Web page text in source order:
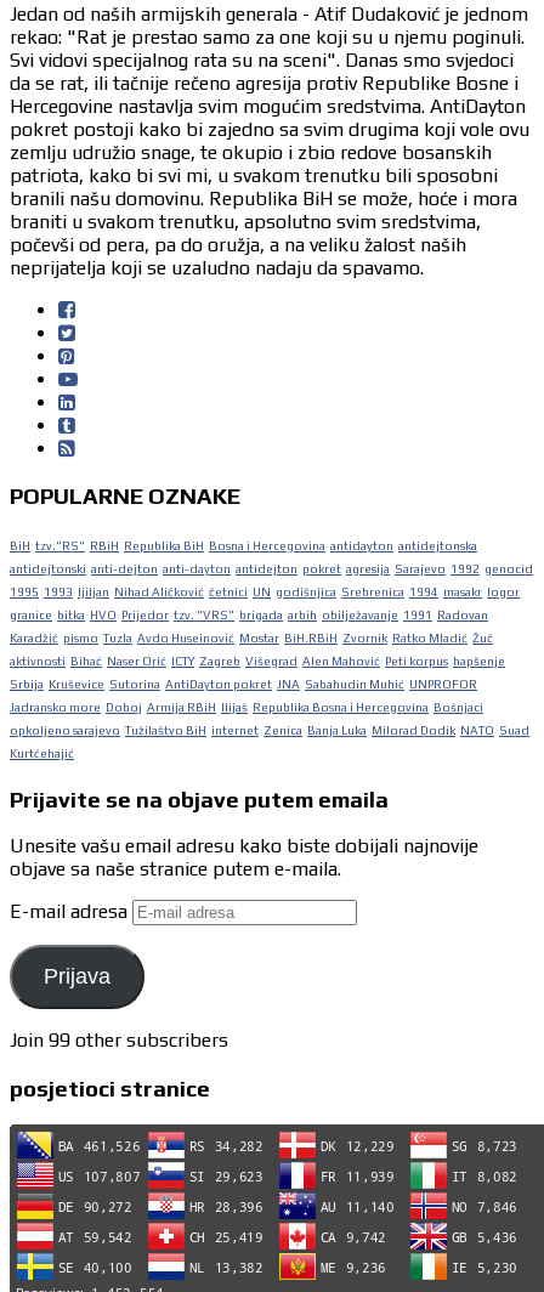
Jedan od naših armijskih generala - Atif Dudaković je jednom
rekao: "Rat je prestao samo za one koji su u njemu poginuli.
Svi vidovi specijalnog rata su na sceni". Danas smo svjedoci
da se rat, ili tačnije rečeno agresija protiv Republike Bosne i
Hercegovine nastavlja svim mogućim sredstvima. AntiDayton
pokret postoji kako bi zajedno sa svim drugima koji vole ovu
zemlju udružio snage, te okupio i zbio redove bosanskih
patriota, kako bi svi mi, u svakom trenutku bili sposobni
branili našu domovinu. Republika BiH se može, hoće i mora
braniti u svakom trenutku, apsolutno svim sredstvima,
počevši od pera, pa do oružja, a na veliku žalost naših
neprijatelja koji se uzaludno nadaju da spavamo.
POPULARNE OZNAKE
BiH tzv."RS" RBiH Republika BiH Bosna i Hercegovina antidayton antidejtonska
antidejtonski anti-dejton anti-dayton antidejton pokret agresija Sarajevo 1992 genocid
1995 1993 ljiljan Nihad Aličković četnici UN godišnjica Srebrenica 1994 masakr logor
granice bitka HVO Prijedor tzv. "VRS" brigada arbih obilježavanje 1991
Radovan
Karadžić pismo Tuzla Avdo Huseinović Mostar BiH.RBiH Zvornik Ratko Mladić Žuč
aktivnosti Bihać Naser Orić ICTY Zagreb Višegrad Alen Mahović Peti korpus hapšenje
Srbija Kruševice Sutorina AntiDayton pokret JNA Sabahudin Muhić UNPROFOR
Jadransko more Doboj Armija RBiH Ilijaš Republika Bosna i Hercegovina Bošnjaci
opkoljeno sarajevo Tužilaštvo BiH internet Zenica Banja Luka Milorad Dodik NATO Suad
Kurtćehajić
Prijavite se na objave putem emaila
Unesite vašu email adresu kako biste dobijali najnovije
objave sa naše stranice putem e-maila.
E-mail adresa
Prijava
Join 99 other subscribers
posjetioci stranice